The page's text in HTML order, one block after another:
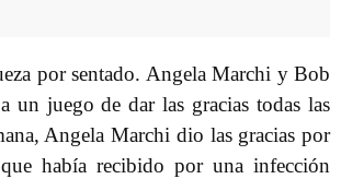
por sentado. Angela Marchi y Bob
un juego de dar las gracias todas las
Angela Marchi dio las gracias por
había recibido por una infección